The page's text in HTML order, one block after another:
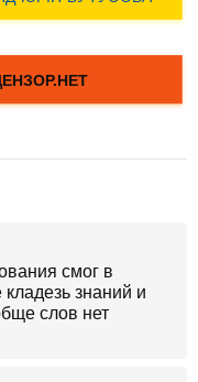
смог в
знаний и
слов нет